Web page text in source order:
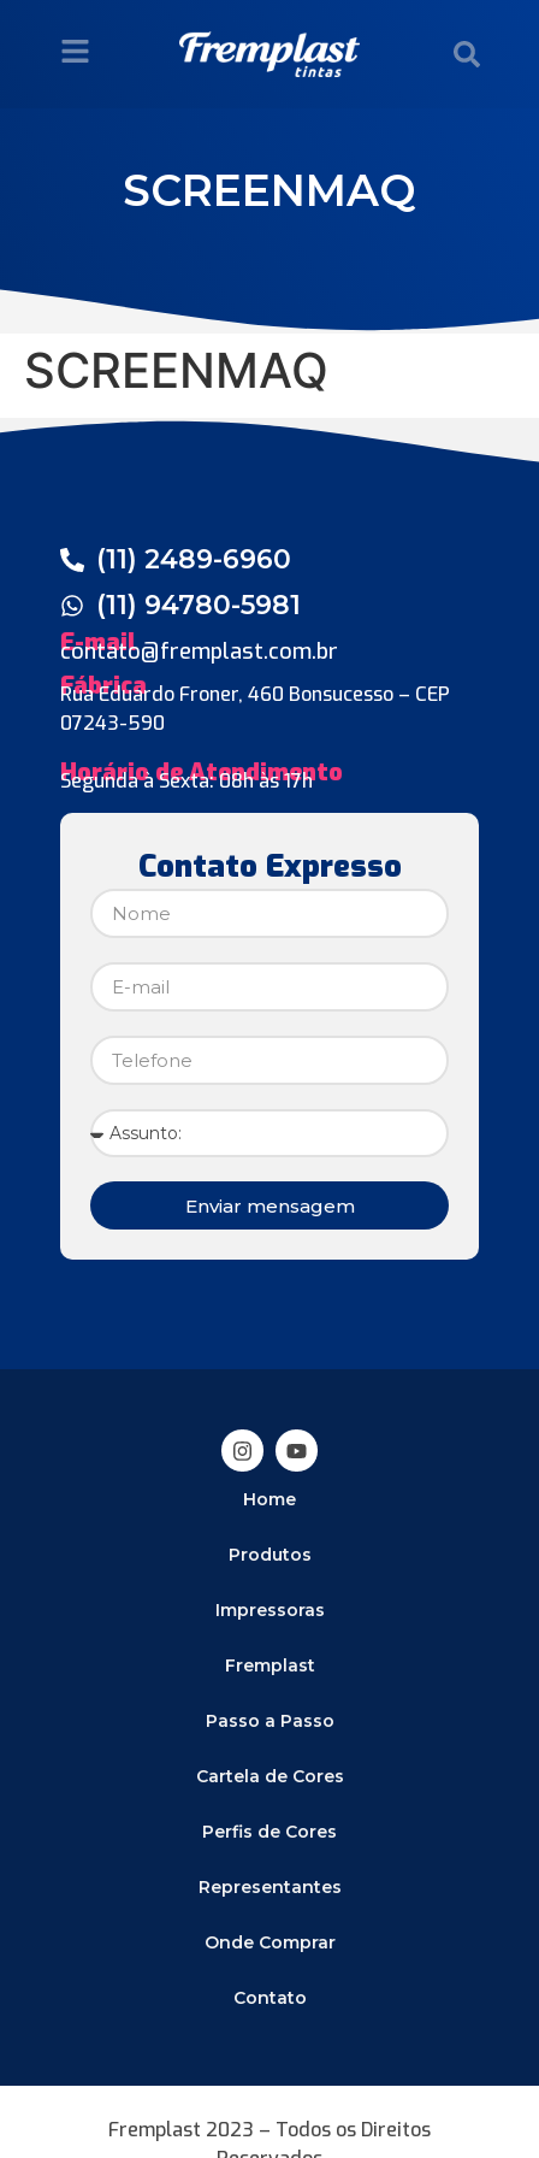
SCREENMAQ
SCREENMAQ
(11) 2489-6960
(11) 94780-5981
E-mail
contato@fremplast.com.br
Fábrica
Rua Eduardo Froner, 460 Bonsucesso – CEP
07243-590
Horário de Atendimento
Segunda à Sexta: 08h às 17h
Contato Expresso
Enviar mensagem
Home
Produtos
Impressoras
Fremplast
Passo a Passo
Cartela de Cores
Perfis de Cores
Representantes
Onde Comprar
Contato
Fremplast 2023 – Todos os Direitos